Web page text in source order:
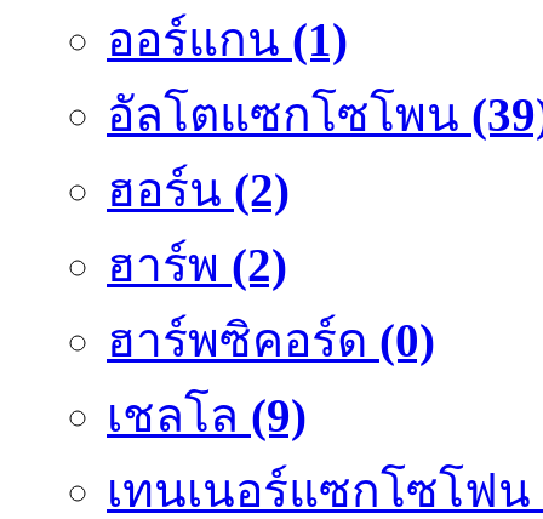
ออร์แกน (1)
อัลโตแซกโซโพน
ฮอร์น (2)
ฮาร์พ (2)
ฮาร์พซิคอร์ด (0)
เชลโล (9)
เทนเนอร์แซกโซโฟน